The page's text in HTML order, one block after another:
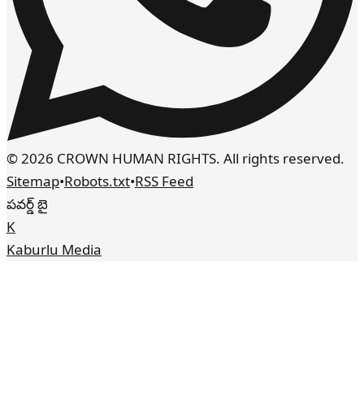
© 2026 CROWN HUMAN RIGHTS. All rights reserved.
Sitemap•Robots.txt•RSS Feed
పవర్డ్ బై
K
Kaburlu Media